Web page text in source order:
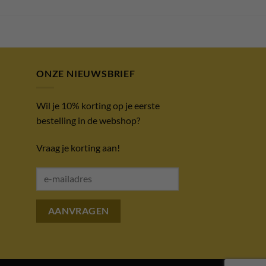
ONZE NIEUWSBRIEF
Wil je 10% korting op je eerste
bestelling in de webshop?
Vraag je korting aan!